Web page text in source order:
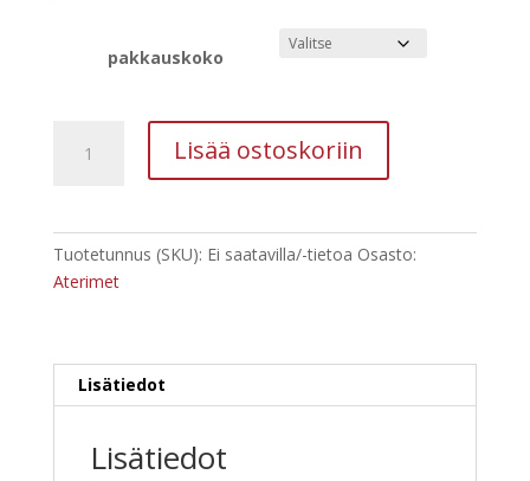
pakkauskoko
multiuse
Lisää ostoskoriin
Tuotetunnus (SKU): Ei saatavilla/-tietoa Osasto:
Aterimet
Lisätiedot
Lisätiedot